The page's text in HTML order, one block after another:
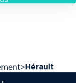
Hérault